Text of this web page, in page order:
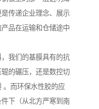
传递企业理念、展示
品在运输和仓储途中
我们的基膜具有的抗
的碾压，还是数控切
。而环保水性胶的应
下（从北方严寒到南